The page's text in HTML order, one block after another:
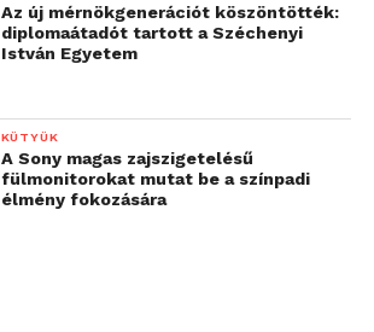
Az új mérnökgenerációt köszöntötték:
diplomaátadót tartott a Széchenyi
István Egyetem
KÜTYÜK
A Sony magas zajszigetelésű
fülmonitorokat mutat be a színpadi
élmény fokozására